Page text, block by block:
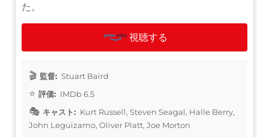
た。
視聴する
監督: Stuart Baird
評価: IMDb 6.5
キャスト: Kurt Russell, Steven Seagal, Halle Berry,
John Leguizamo, Oliver Platt, Joe Morton